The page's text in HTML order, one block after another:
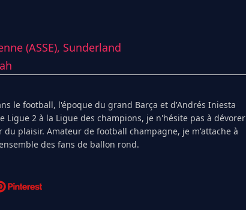
(ASSE), Sunderland
le football, l'époque du grand Barça et d'Andrés Iniesta
2 à la Ligue des champions, je n'hésite pas à dévorer
plaisir. Amateur de football champagne, je m'attache à
des fans de ballon rond.